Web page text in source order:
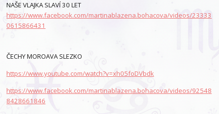
NAŠE VLAJKA SLAVÍ 30 LET
https://www.facebook.com/martinablazena.bohacova/videos/23333
0615866431
ČECHY MOROAVA SLEZKO
https://www.youtube.com/watch?v=xh05foDVbdk
https://www.facebook.com/martinablazena.bohacova/videos/92548
8428661846